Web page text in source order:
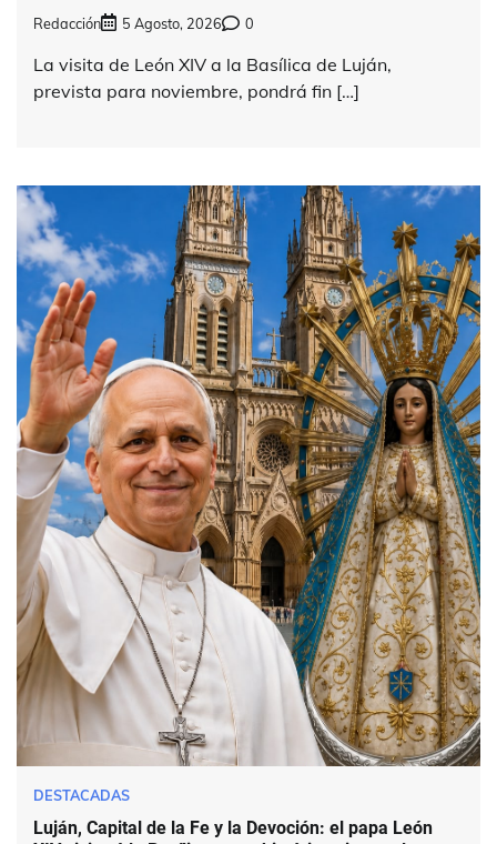
Redacción 5 Agosto, 2026 0
La visita de León XIV a la Basílica de Luján,
prevista para noviembre, pondrá fin […]
DESTACADAS
Luján, Capital de la Fe y la Devoción: el papa León